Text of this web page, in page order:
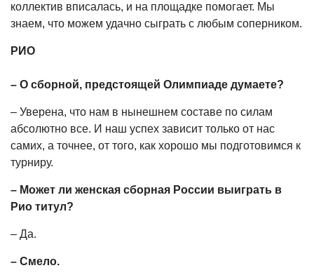
коллектив вписалась, и на площадке помогает. Мы
знаем, что можем удачно сыграть с любым соперником.
РИО
– О сборной, предстоящей Олимпиаде думаете?
– Уверена, что нам в нынешнем составе по силам
абсолютно все. И наш успех зависит только от нас
самих, а точнее, от того, как хорошо мы подготовимся к
турниру.
– Может ли женская сборная России выиграть в
Рио титул?
– Да.
– Смело.